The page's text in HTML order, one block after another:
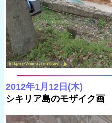
2012年1月12日(木)
シキリア島のモザイク画